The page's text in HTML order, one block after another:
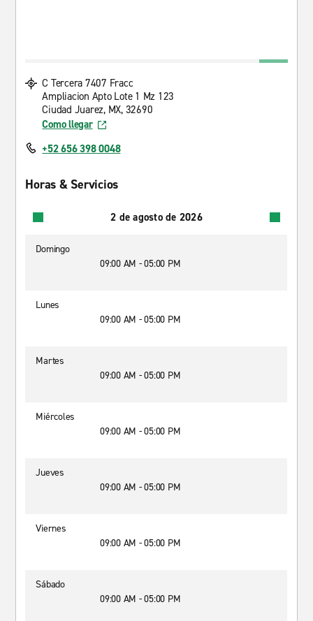
C Tercera 7407 Fracc
Ampliacion Apto Lote 1 Mz 123
Ciudad Juarez, MX, 32690
Como llegar
+52 656 398 0048
Horas & Servicios
2 de agosto de 2026
Domingo
09:00 AM - 05:00 PM
Lunes
09:00 AM - 05:00 PM
Martes
09:00 AM - 05:00 PM
Miércoles
09:00 AM - 05:00 PM
Jueves
09:00 AM - 05:00 PM
Viernes
09:00 AM - 05:00 PM
Sábado
09:00 AM - 05:00 PM